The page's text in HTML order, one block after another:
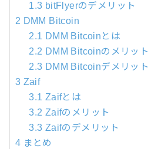
1.3 bitFlyerのデメリット
2 DMM Bitcoin
2.1 DMM Bitcoinとは
2.2 DMM Bitcoinのメリット
2.3 DMM Bitcoinデメリット
3 Zaif
3.1 Zaifとは
3.2 Zaifのメリット
3.3 Zaifのデメリット
4 まとめ